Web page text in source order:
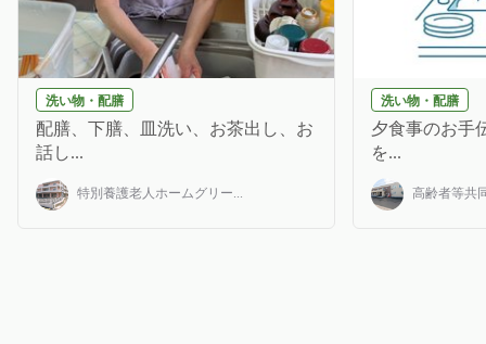
洗い物・配膳
配膳、下膳、皿洗い、お茶出し、お
話し...
特別養護老人ホームグリー...
洗い物・配膳
夕食事のお手
を...
高齢者等共